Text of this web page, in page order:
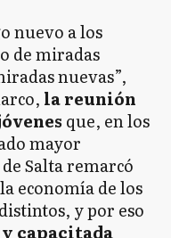
nuevo a los
de miradas
nuevas”,
la reunión
que, en los
mayor
Salta remarcó
economía de los
y por eso
capacitada